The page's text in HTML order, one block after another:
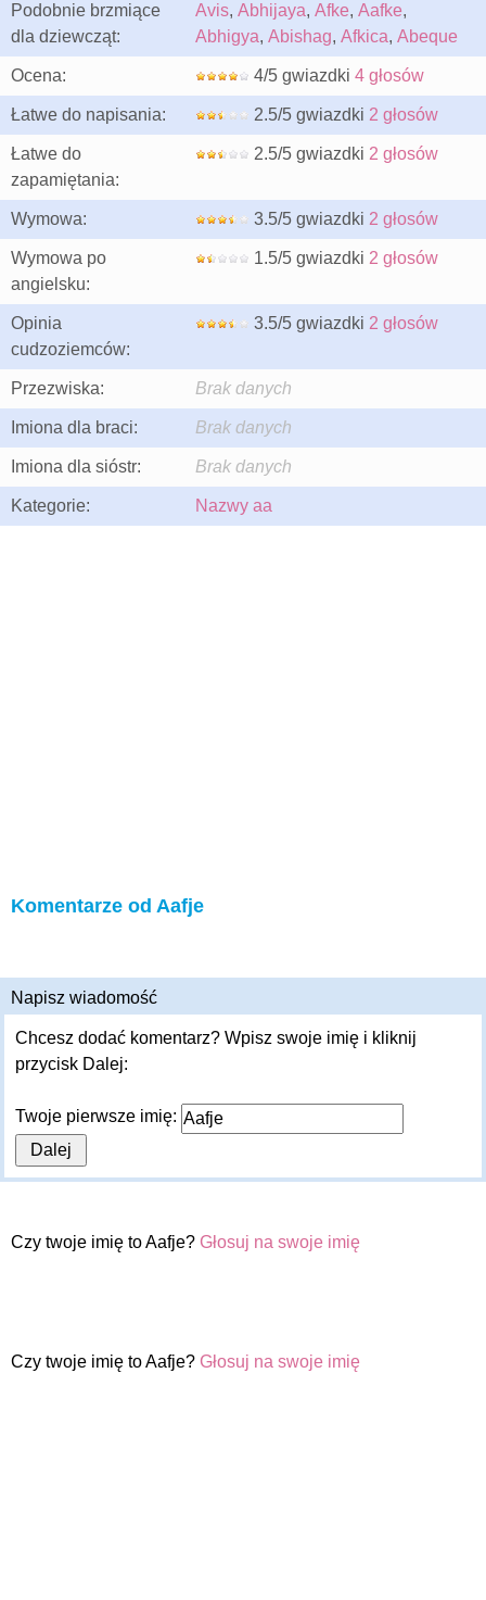
Podobnie brzmiące
dla dziewcząt:
Avis, Abhijaya, Afke, Aafke,
Abhigya, Abishag, Afkica, Abeque
Ocena: 4/5 gwiazdki 4 głosów
Łatwe do napisania: 2.5/5 gwiazdki 2 głosów
Łatwe do
zapamiętania:
2.5/5 gwiazdki 2 głosów
Wymowa: 3.5/5 gwiazdki 2 głosów
Wymowa po
angielsku:
1.5/5 gwiazdki 2 głosów
Opinia
cudzoziemców:
3.5/5 gwiazdki 2 głosów
Przezwiska: Brak danych
Imiona dla braci: Brak danych
Imiona dla sióstr: Brak danych
Kategorie: Nazwy aa
Komentarze od Aafje
Napisz wiadomość
Chcesz dodać komentarz? Wpisz swoje imię i kliknij
przycisk Dalej:
Twoje pierwsze imię:
Czy twoje imię to Aafje? Głosuj na swoje imię
Czy twoje imię to Aafje? Głosuj na swoje imię